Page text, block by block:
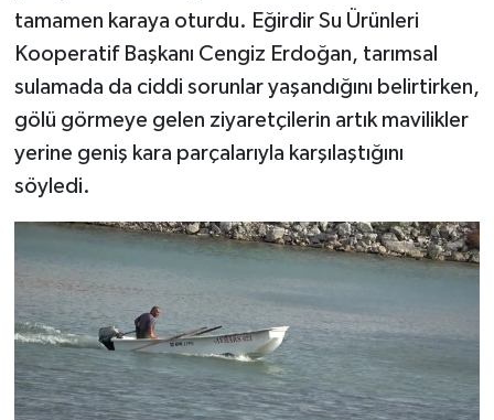
tamamen karaya oturdu. Eğirdir Su Ürünleri
Kooperatif Başkanı Cengiz Erdoğan, tarımsal
sulamada da ciddi sorunlar yaşandığını belirtirken,
gölü görmeye gelen ziyaretçilerin artık mavilikler
yerine geniş kara parçalarıyla karşılaştığını
söyledi.